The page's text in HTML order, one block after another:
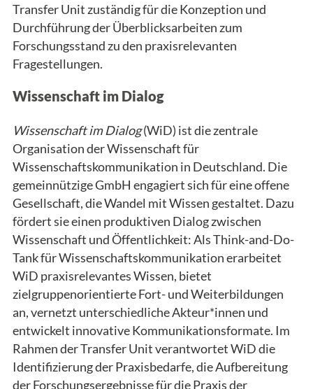
Transfer Unit zuständig für die Konzeption und
Durchführung der Überblicksarbeiten zum
Forschungsstand zu den praxisrelevanten
Fragestellungen.
Wissenschaft im Dialog
Wissenschaft im Dialog(WiD) ist die zentrale
Organisation der Wissenschaft für
Wissenschaftskommunikation in Deutschland. Die
gemeinnützige GmbH engagiert sich für eine offene
Gesellschaft, die Wandel mit Wissen gestaltet. Dazu
fördert sie einen produktiven Dialog zwischen
Wissenschaft und Öffentlichkeit: Als Think-and-Do-
Tank für Wissenschaftskommunikation erarbeitet
WiD praxisrelevantes Wissen, bietet
zielgruppenorientierte Fort- und Weiterbildungen
an, vernetzt unterschiedliche Akteur*innen und
entwickelt innovative Kommunikationsformate. Im
Rahmen der Transfer Unit verantwortet WiD die
Identifizierung der Praxisbedarfe, die Aufbereitung
der Forschungsergebnisse für die Praxis der